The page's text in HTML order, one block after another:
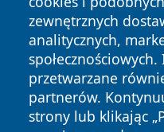
zewnętrznych
analitycznych,
przetwarzane
partnerów.
strony lub klikając
Copyright © 2026
zastrzeżone.
News Autorzy